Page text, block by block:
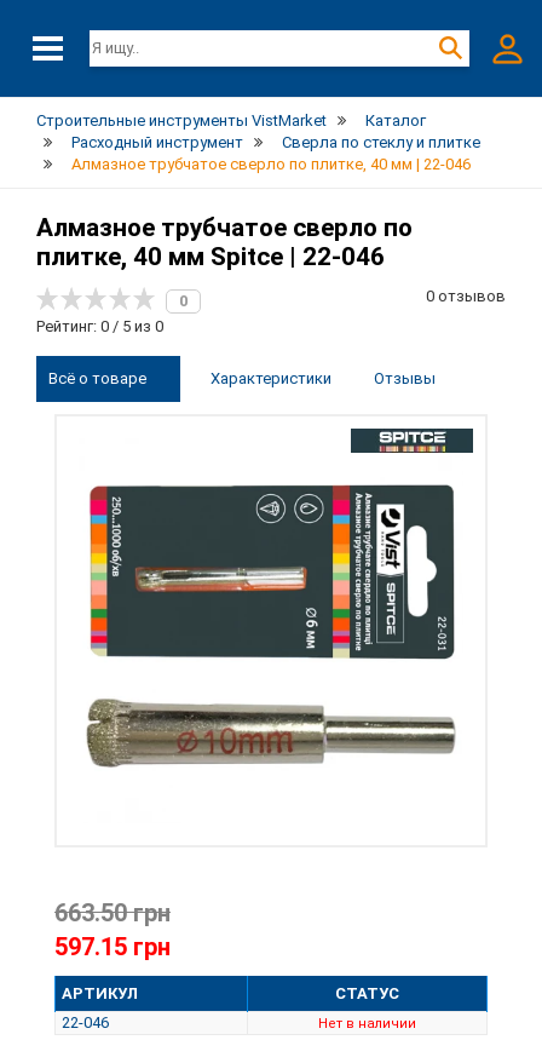
Строительные инструменты VistMarket
Каталог
Расходный инструмент
Сверла по стеклу и плитке
Алмазное трубчатое сверло по плитке, 40 мм | 22-046
Алмазное трубчатое сверло по
плитке, 40 мм Spitce | 22-046
0
Рейтинг: 0 / 5 из 0
0 отзывов
Всё о товаре Характеристики Отзывы
663.50 грн
597.15 грн
АРТИКУЛ
СТАТУС
22-046
Нет в наличии